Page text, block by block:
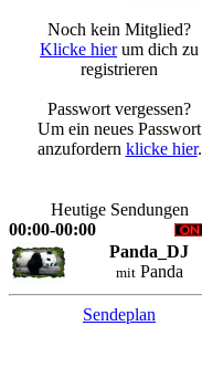
Noch kein Mitglied?
Klicke hierum dich zu
registrieren
Passwort vergessen?
Um ein neues Passwort
anzufordern klicke hier.
Heutige Sendungen
00:00-00:00
Panda_DJ
mitPanda
Sendeplan